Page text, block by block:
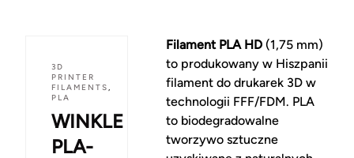
3D
PRINTER
FILAMENTS,
PLA
WINKLE
PLA-
Filament PLA HD(1,75 mm)
to produkowany w Hiszpanii
filament do drukarek 3D w
technologii FFF/FDM. PLA
to biodegradowalne
tworzywo sztuczne